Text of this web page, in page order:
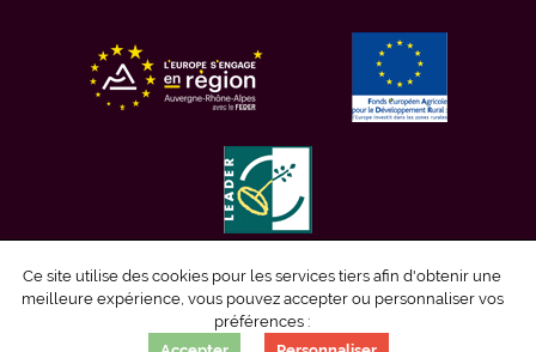
Ce site utilise des cookies pour les services tiers afin d'obtenir une
meilleure expérience, vous pouvez accepter ou personnaliser vos
préférences :